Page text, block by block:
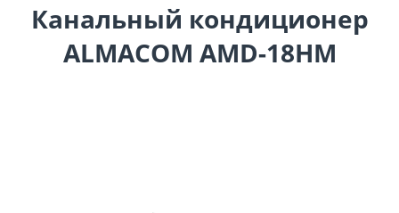
Канальный кондиционер
ALMACOM AMD-18HМ